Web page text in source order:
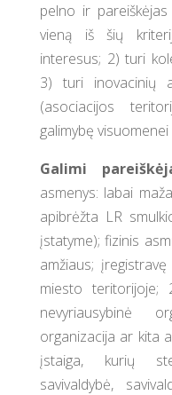
pelno ir
vieną iš šių
interesus; 2) turi
3) turi inovacinių
(asociacijos
galimybę
Galimi
asmenys: labai
apibrėžta LR
įstatyme); fizinis
amžiaus;
miesto teritorijoje;
nevyriausybinė
organizacija ar kita
įstaiga, kurių
savivaldybė,